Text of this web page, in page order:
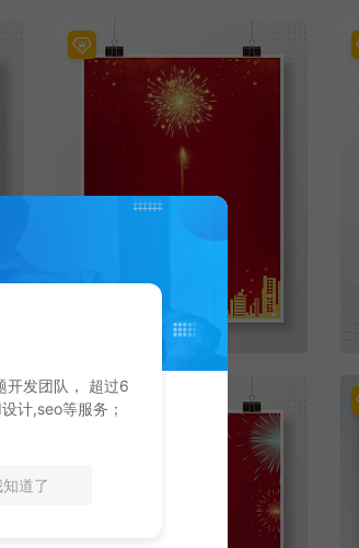
元旦新年金色绚烂烟花海报
2021元旦红色喜庆烟花海报新年元旦海报
开发团队， 超过6
计,seo等服务；
道了